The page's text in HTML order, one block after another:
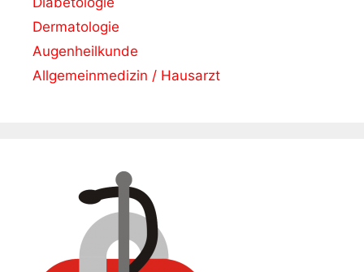
Dermatologie
Augenheilkunde
Allgemeinmedizin / Hausarzt